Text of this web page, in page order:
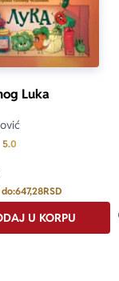
Luka
5.0
647,28RSD
U KORPU